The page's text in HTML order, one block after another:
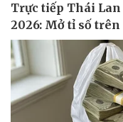
Doanh nghiệp
Thông tin doanh nghiệp
Doanh nghiệp 24h